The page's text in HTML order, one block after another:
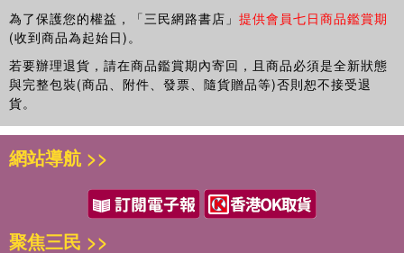
Part III contains conclusions with a critical discussion on
how to compare national housing markets and a reflection
on future directions of housing markets in an increasingly
competitive international environment.
The Routledge Companion to International Housing
Marketsis essential reading for academics and
professionals in housing studies, real estate, economics,
and urban studies.
為了保護您的權益，「三民網路書店」 提供會員七日商品鑑賞期
(收到商品為起始日)。
若要辦理退貨，請在商品鑑賞期內寄回，且商品必須是全新狀態
與完整包裝(商品、附件、發票、隨貨贈品等)否則恕不接受退
貨。
網站導航 >>
聚焦三民 >>